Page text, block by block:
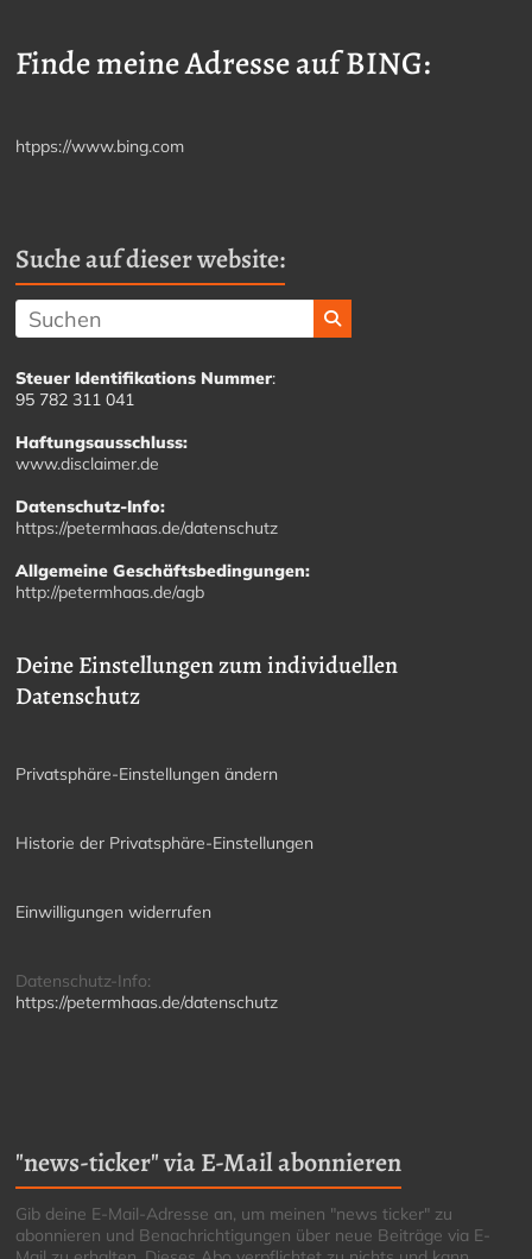
Finde meine Adresse auf BING:
htpps://www.bing.com
Suche auf dieser website:
Steuer Identifikations Nummer:
95 782 311 041
Haftungsausschluss:
www.disclaimer.de
Datenschutz-Info:
https://petermhaas.de/datenschutz
Allgemeine Geschäftsbedingungen:
http://petermhaas.de/agb
Deine Einstellungen zum individuellen
Datenschutz
Privatsphäre-Einstellungen ändern
Historie der Privatsphäre-Einstellungen
Einwilligungen widerrufen
Datenschutz-Info:
https://petermhaas.de/datenschutz
"news-ticker" via E-Mail abonnieren
Gib deine E-Mail-Adresse an, um meinen "news ticker" zu
abonnieren und Benachrichtigungen über neue Beiträge via E-